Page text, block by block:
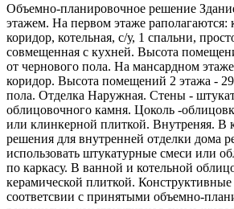
Объемно-планировочное решение
этажем. На первом этаже раполагаются:
коридор, котельная, с/у, 1 спальни,
совмещенная с кухней. Высота
от чернового пола. На мансардном
коридор. Высота помещений 2 этажа -
пола. Отделка Наружная. Стены -
облицовочного камня. Цоколь -
или клинкерной плиткой. Внутреняя. В
решения для внутренней отделки дома
использовать штукатурные смеси или
по каркасу. В ванной и котельной
керамической плиткой.
соответсвии с принятыми объемно-